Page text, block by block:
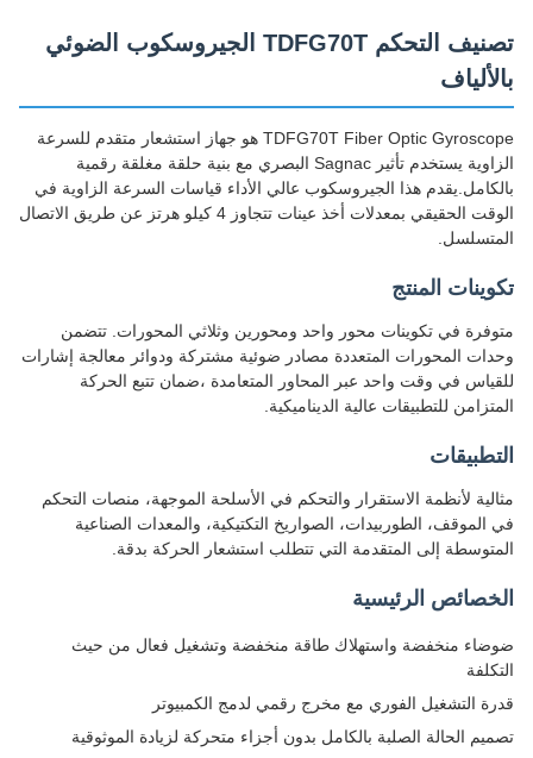
تصنيف التحكم TDFG70T الجيروسكوب الضوئي
بالألياف
TDFG70T Fiber Optic Gyroscope هو جهاز استشعار متقدم للسرعة
الزاوية يستخدم تأثير Sagnac البصري مع بنية حلقة مغلقة رقمية
بالكامل.يقدم هذا الجيروسكوب عالي الأداء قياسات السرعة الزاوية في
الوقت الحقيقي بمعدلات أخذ عينات تتجاوز 4 كيلو هرتز عن طريق الاتصال
المتسلسل.
تكوينات المنتج
متوفرة في تكوينات محور واحد ومحورين وثلاثي المحورات. تتضمن
وحدات المحورات المتعددة مصادر ضوئية مشتركة ودوائر معالجة إشارات
للقياس في وقت واحد عبر المحاور المتعامدة ،ضمان تتبع الحركة
المتزامن للتطبيقات عالية الديناميكية.
التطبيقات
مثالية لأنظمة الاستقرار والتحكم في الأسلحة الموجهة، منصات التحكم
في الموقف، الطوربيدات، الصواريخ التكتيكية، والمعدات الصناعية
المتوسطة إلى المتقدمة التي تتطلب استشعار الحركة بدقة.
الخصائص الرئيسية
ضوضاء منخفضة واستهلاك طاقة منخفضة وتشغيل فعال من حيث
التكلفة
قدرة التشغيل الفوري مع مخرج رقمي لدمج الكمبيوتر
تصميم الحالة الصلبة بالكامل بدون أجزاء متحركة لزيادة الموثوقية